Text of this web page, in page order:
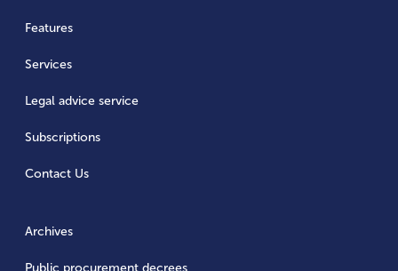
Features
Services
Legal advice service
Subscriptions
Contact Us
Archives
Public procurement decrees